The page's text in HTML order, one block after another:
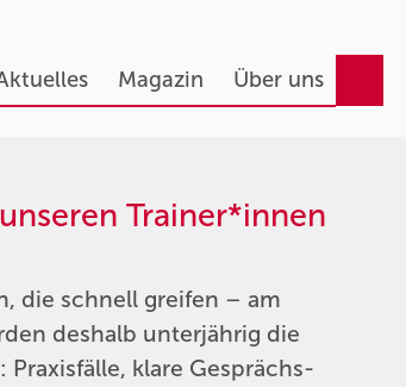
Magazin Über uns
Trainer*innen
die schnell greifen – am
deshalb unterjährig die
klare Gesprächs-